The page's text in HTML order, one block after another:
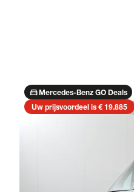
directions_carMercedes-Benz GO Deals
Uw prijsvoordeel is € 19.885